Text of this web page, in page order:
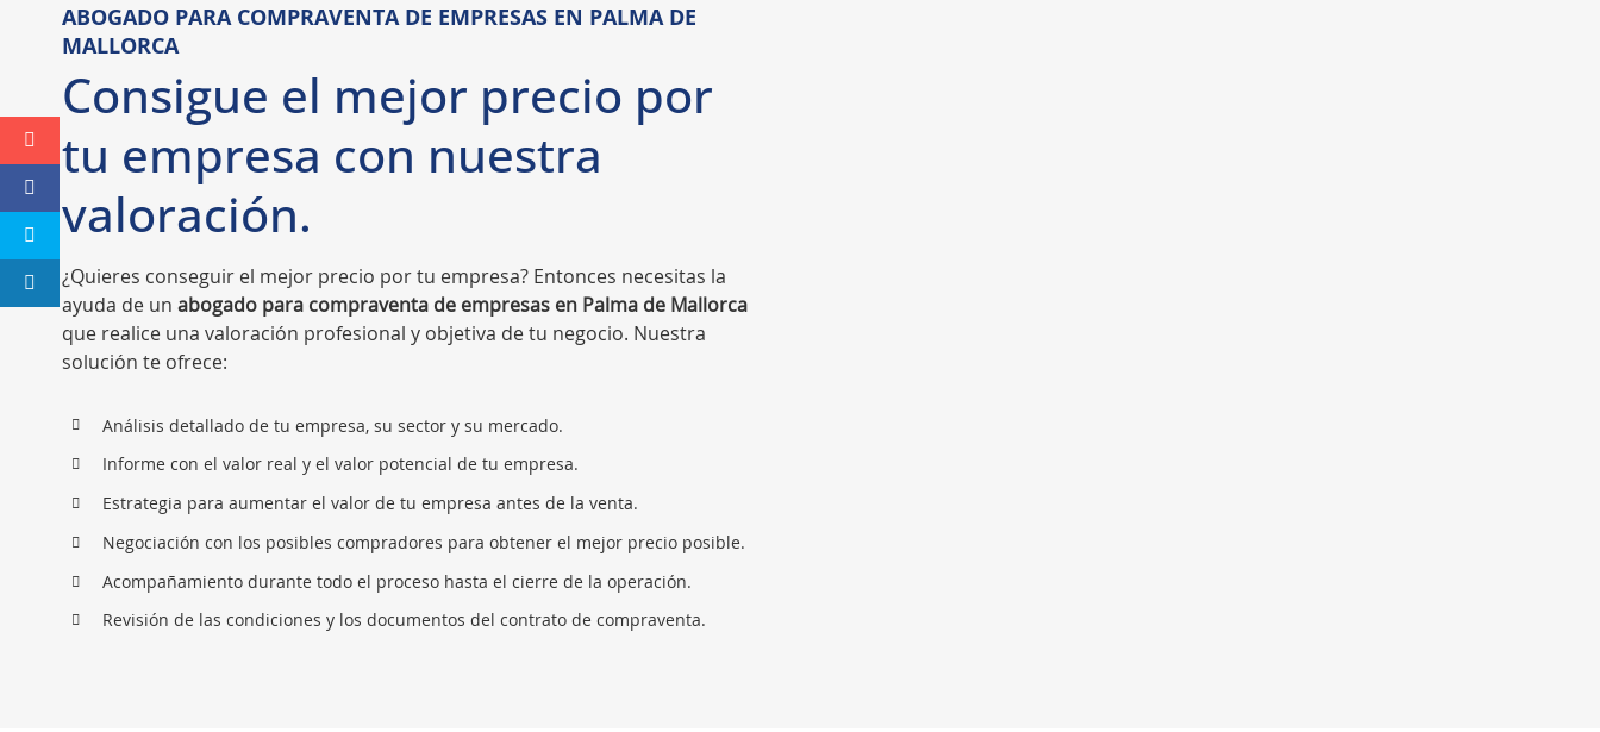
ABOGADO PARA COMPRAVENTA DE EMPRESAS EN PALMA DE
MALLORCA
Consigue el mejor precio por
tu empresa con nuestra
valoración.
¿Quieres conseguir el mejor precio por tu empresa? Entonces necesitas la
ayuda de un abogado para compraventa de empresas en Palma de Mallorca
que realice una valoración profesional y objetiva de tu negocio. Nuestra
solución te ofrece:
Análisis detallado de tu empresa, su sector y su mercado.
Informe con el valor real y el valor potencial de tu empresa.
Estrategia para aumentar el valor de tu empresa antes de la venta.
Negociación con los posibles compradores para obtener el mejor precio posible.
Acompañamiento durante todo el proceso hasta el cierre de la operación.
Revisión de las condiciones y los documentos del contrato de compraventa.